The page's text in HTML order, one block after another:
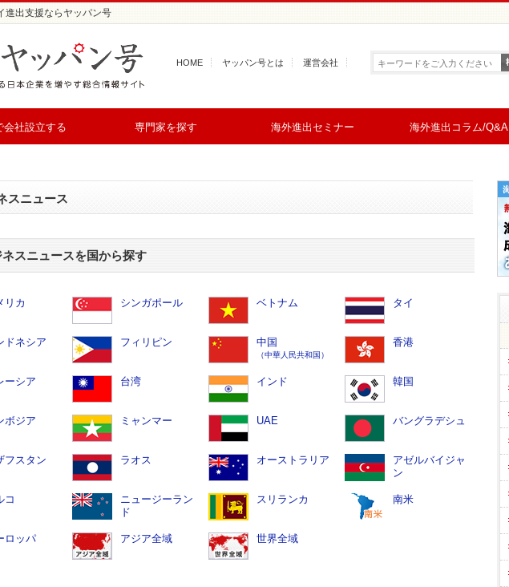
進出支援ならヤッパン号
HOME ヤッパン号とは 運営会社
会社設立する 専門家を探す 海外進出セミナー 海外進出コラム/Q&A
スニュース
スニュースを国から探す
リカ シンガポール ベトナム タイ
ドネシア フィリピン 中国
（中華人民共和国）
香港
ーシア 台湾 インド 韓国
ボジア ミャンマー UAE バングラデシュ
フスタン ラオス オーストラリア
アゼルバイジャ
ン
コ
ニュージーラン
ド
スリランカ 南米
ロッパ アジア全域 世界全域